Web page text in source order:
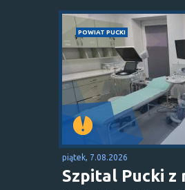
POWIAT PUCKI
piątek, 7.08.2026
Szpital Pucki z